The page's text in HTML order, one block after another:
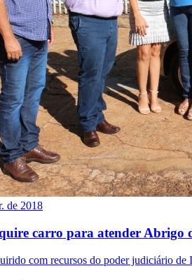
de 2018
carro para atender Abrigo
com recursos do poder judiciário de